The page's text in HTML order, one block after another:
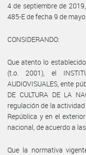
4 de septiembre de
485-E de fecha 9 de
CONSIDERANDO:
Que atento lo
(t.o. 2001), el
AUDIOVISUALES, ente
DE CULTURA DE LA
regulación de la
República y en el
nacional, de acuerdo a
Que la normativa